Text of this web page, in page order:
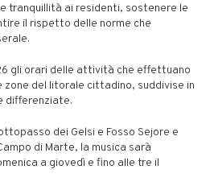
tranquillità ai residenti, sostenere le
il rispetto delle norme che
gli orari delle attività che effettuano
zone del litorale cittadino, suddivise in
differenziate.
dei Gelsi e Fosso Sejore e
di Marte, la musica sarà
a giovedì e fino alle tre il